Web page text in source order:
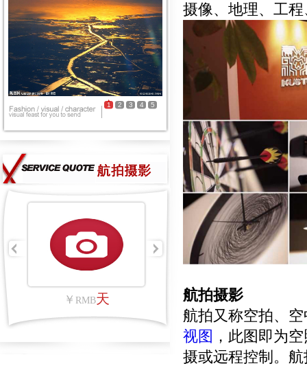
1 2 3 4 5
￥ RMB天
摄像、地理、工
航拍摄影
航拍又称空拍、
视图 ，此图即为
摄或远程控制。